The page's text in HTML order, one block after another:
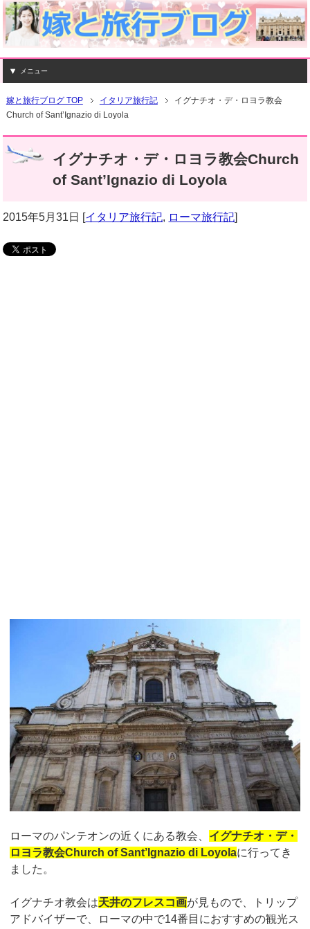
メニュー
嫁と旅行ブログ TOP イタリア旅行記
イグナチオ・デ・ロヨラ教会
Church of Sant’Ignazio di Loyola
イグナチオ・デ・ロヨラ教会Church
of Sant’Ignazio di Loyola
2015年5月31日 [イタリア旅行記, ローマ旅行記]
ローマのパンテオンの近くにある教会、 イグナチオ・デ・
ロヨラ教会Church of Sant’Ignazio di Loyolaに行ってき
ました。
イグナチオ教会は天井のフレスコ画が見もので、トリップ
アドバイザーで、ローマの中で14番目におすすめの観光ス